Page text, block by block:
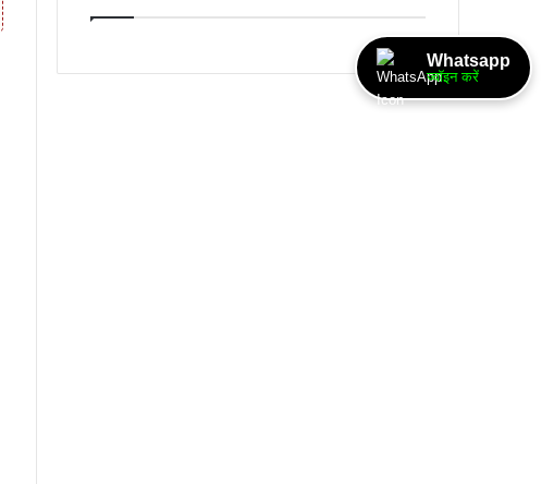
Whatsapp
ज्वॉइन करें